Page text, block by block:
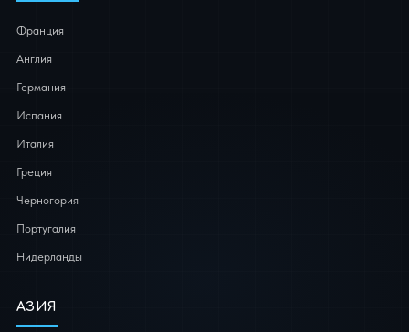
Франция
Англия
Германия
Испания
Италия
Греция
Черногория
Португалия
Нидерланды
АЗИЯ